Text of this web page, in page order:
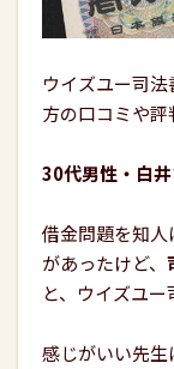
ウイズユー司
方の口コミや評
30代男性・白井
借金問題を知
があったけど、
と、ウイズユー
感じがいい先